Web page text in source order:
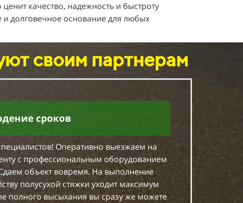
качество, надежность и быстроту
долговечное основание для любых
своим партнерам
сроков
Оперативно выезжаем на
с профессиональным оборудованием
объект вовремя. На выполнение
полусухой стяжки уходит максимум
полного высыхания вы сразу же можете